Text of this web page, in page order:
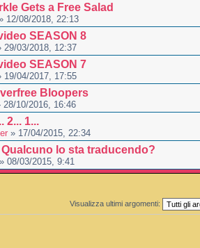
Gets a Free Salad
12/08/2018, 22:13
SEASON 8
29/03/2018, 12:37
SEASON 7
19/04/2017, 17:55
Bloopers
28/10/2016, 16:46
2... 1...
» 17/04/2015, 22:34
Qualcuno lo sta traducendo?
» 08/03/2015, 9:41
Visualizza ultimi argomenti: